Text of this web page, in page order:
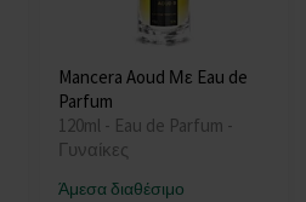
Mancera Aoud Με Eau de
Parfum
120ml - Eau de Parfum -
Γυναίκες
Άμεσα διαθέσιμο